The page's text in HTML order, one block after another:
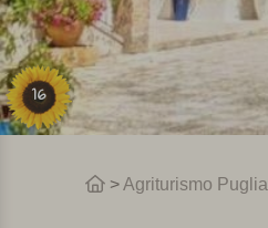
16
>Agriturismo Puglia